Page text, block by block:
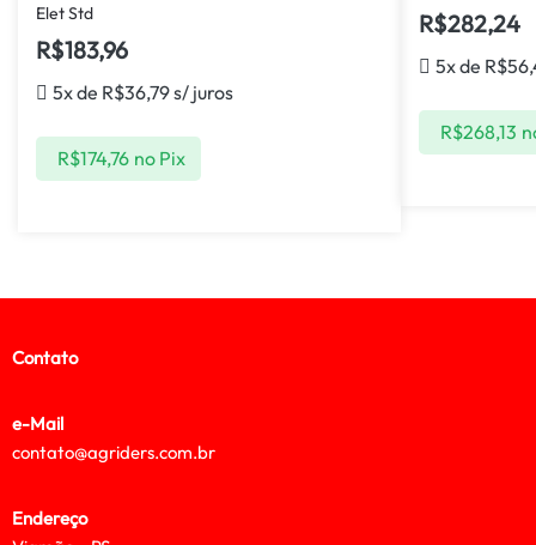
Elet Std
R$183,96
5x de R$36,79s/ juros
R$174,76 no Pix
R$282,24
5x de R$
R$268,13
Contato
e-Mail
contato@agriders.com.br
Endereço